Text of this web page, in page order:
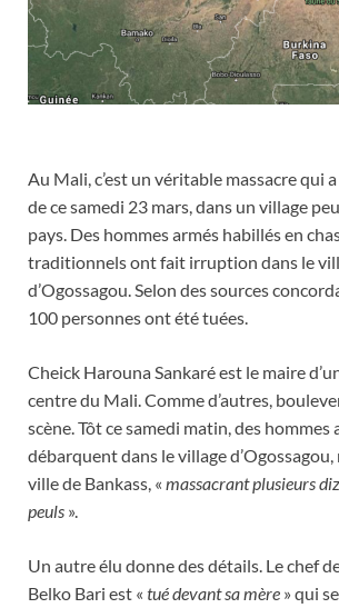
Au Mali, c’est un véritable massacre qui
de ce samedi 23 mars, dans un village
pays. Des hommes armés habillés en
traditionnels ont fait irruption dans le
d’Ogossagou. Selon des sources
100 personnes ont été tuées.
Cheick Harouna Sankaré est le maire
centre du Mali. Comme d’autres,
scène. Tôt ce samedi matin, des hommes
débarquent dans le village
ville de Bankass, « massacrant plusieurs
peuls ».
Un autre élu donne des détails. Le chef
Belko Bari est « tué devant sa mère » qui